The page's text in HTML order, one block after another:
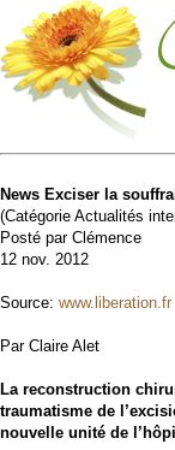
News Exciser la
(Catégorie Actualités
Posté par Clémence
12 nov. 2012
Source: www.liberation.fr
Par Claire Alet
La reconstruction
traumatisme de
nouvelle unité de